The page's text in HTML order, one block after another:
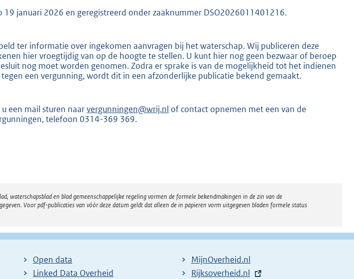
o
t
e
:
0
5
19 januari 2026 en geregistreerd onder zaaknummer DSO2026011401216.
ter informatie over ingekomen aanvragen bij het waterschap. Wij publiceren deze
hier vroegtijdig van op de hoogte te stellen. U kunt hier nog geen bezwaar of beroep
nog moet worden genomen. Zodra er sprake is van de mogelijkheid tot het indienen
een vergunning, wordt dit in een afzonderlijke publicatie bekend gemaakt.
een mail sturen naarvergunningen@wrij.nl of contact opnemen met een van de
telefoon 0314-369 369.
waterschapsblad en blad gemeenschappelijke regeling vormen de formele bekendmakingen in de zin van de
Voor pdf-publicaties van vóór deze datum geldt dat alleen de in papieren vorm uitgegeven bladen formele status
Open data
Linked Data Overheid
MijnOverheid.nl
E
Rijksoverheid.nl